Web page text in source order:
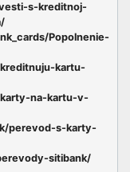
s-kreditnoj-
Popolnenie-
kartu-
na-kartu-v-
perevod-s-karty-
sitibank/